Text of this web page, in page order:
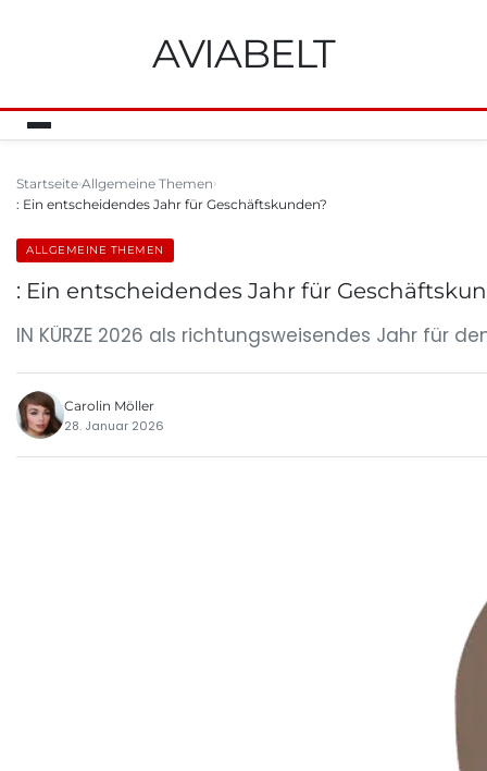
AVIABELT
Startseite Allgemeine Themen
: Ein entscheidendes Jahr für Geschäftskunden?
ALLGEMEINE THEMEN
: Ein entscheidendes Jahr für
IN KÜRZE 2026 als richtungsweisendes Jahr für
Carolin Möller
28. Januar 2026